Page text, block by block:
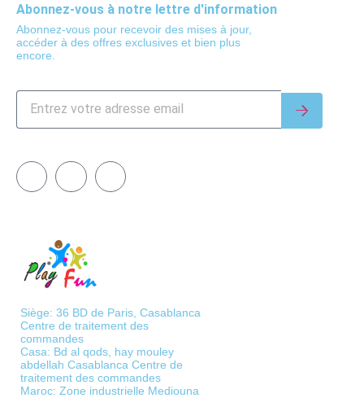
Abonnez-vous à notre lettre d'information
Abonnez-vous pour recevoir des mises à jour,
accéder à des offres exclusives et bien plus
encore.
Siège: 36 BD de Paris, Casablanca
Centre de traitement des
commandes
Casa: Bd al qods, hay mouley
abdellah Casablanca Centre de
traitement des commandes
Maroc: Zone industrielle Mediouna